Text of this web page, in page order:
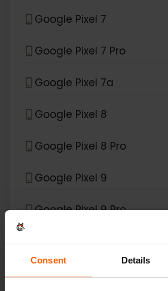
Consent Details
Google Pixel 7
Google Pixel 7 Pro
Google Pixel 7a
Google Pixel 8
Google Pixel 8 Pro
Google Pixel 9
Google Pixel 9 Pro
Google Pixel 9 Pro Fold